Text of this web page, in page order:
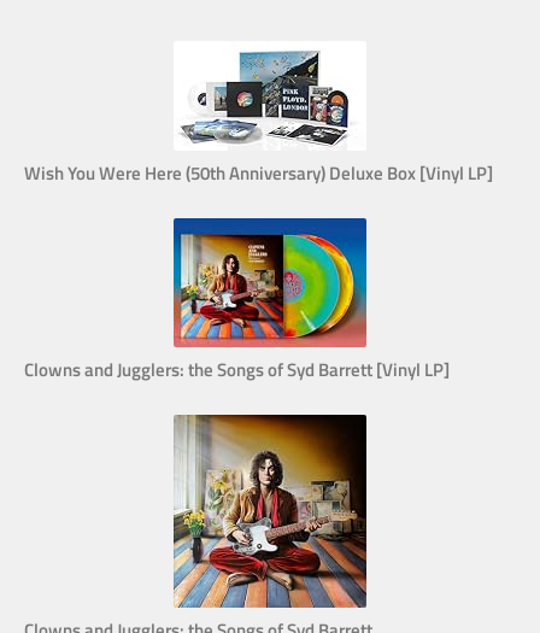
Wish You Were Here (50th Anniversary) Deluxe Box [Vinyl LP]
Clowns and Jugglers: the Songs of Syd Barrett [Vinyl LP]